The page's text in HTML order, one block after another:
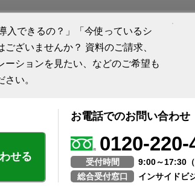
入できるの？」「今使っているシ
ざいませんか？ 資料のご請求、
ションを見たい、などのご希望も
い。
せる
お電話でのお問い合わせ
0120-220-
受付時間
9:00～17:30（
総合受付窓口
インサイドビ